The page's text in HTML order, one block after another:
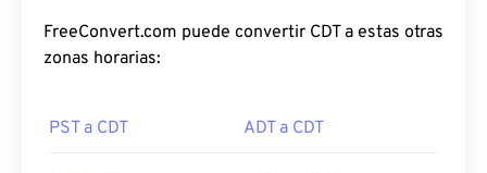
FreeConvert.com puede convertir CDT a estas otras
zonas horarias:
PST a CDT ADT a CDT